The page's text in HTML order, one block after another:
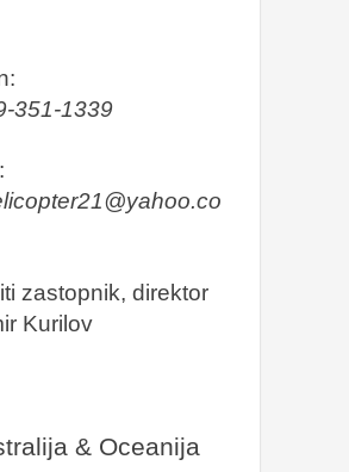
351-1339
zastopnik, direktor
Kurilov
& Oceanija